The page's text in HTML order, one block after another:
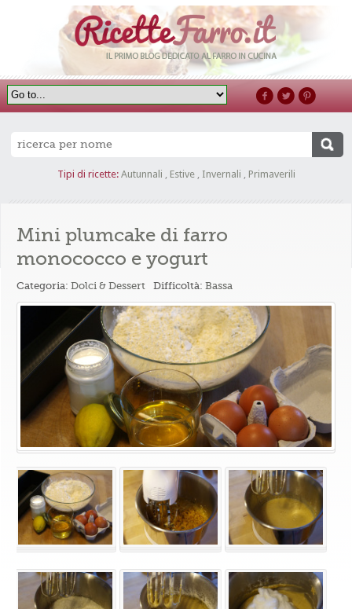
Tipi di ricette: Autunnali , Estive, Invernali , Primaverili
Mini plumcake di farro
monococco e yogurt
Categoria:Dolci & Dessert Difficoltà:Bassa